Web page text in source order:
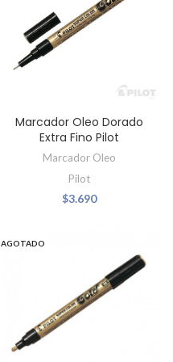
Marcador Oleo Dorado
Extra Fino Pilot
Marcador Oleo
Pilot
$3.690
AGOTADO